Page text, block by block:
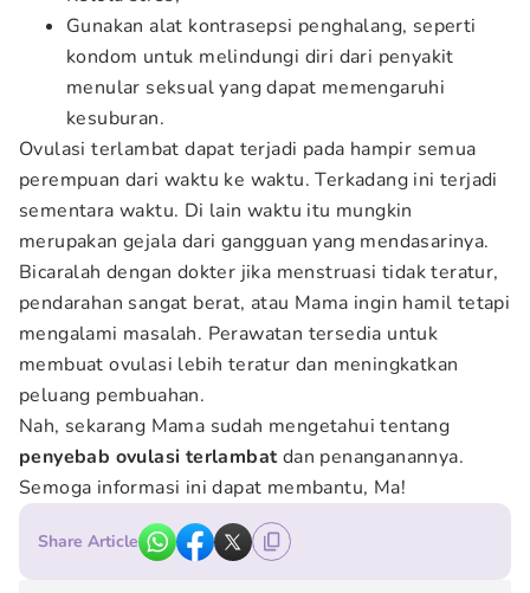
Gunakan alat kontrasepsi penghalang, seperti
kondom untuk melindungi diri dari penyakit
menular seksual yang dapat memengaruhi
kesuburan.
Ovulasi terlambat dapat terjadi pada hampir semua
perempuan dari waktu ke waktu. Terkadang ini terjadi
sementara waktu. Di lain waktu itu mungkin
merupakan gejala dari gangguan yang mendasarinya.
Bicaralah dengan dokter jika menstruasi tidak teratur,
pendarahan sangat berat, atau Mama ingin hamil tetapi
mengalami masalah. Perawatan tersedia untuk
membuat ovulasi lebih teratur dan meningkatkan
peluang pembuahan.
Nah, sekarang Mama sudah mengetahui tentang
penyebab ovulasi terlambatdan penanganannya.
Semoga informasi ini dapat membantu, Ma!
Share Article